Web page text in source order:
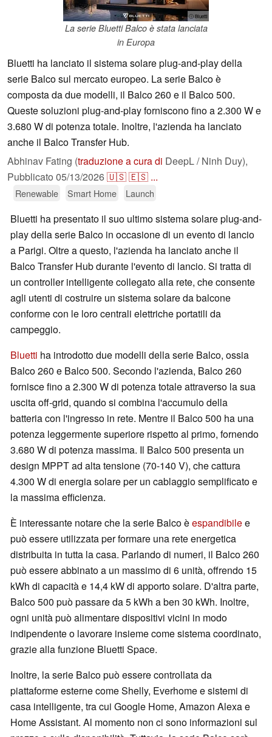
ⓘ Bluetti
La serie Bluetti Balco è stata lanciata
in Europa
Bluetti ha lanciato il sistema solare plug-and-play della
serie Balco sul mercato europeo. La serie Balco è
composta da due modelli, il Balco 260 e il Balco 500.
Queste soluzioni plug-and-play forniscono fino a 2.300 W e
3.680 W di potenza totale. Inoltre, l'azienda ha lanciato
anche il Balco Transfer Hub.
Abhinav Fating (traduzione a cura di DeepL / Ninh Duy),
Pubblicato 05/13/2026🇺🇸🇪🇸 ...
Renewable Smart Home Launch
Bluetti ha presentato il suo ultimo sistema solare plug-and-
play della serie Balco in occasione di un evento di lancio
a Parigi. Oltre a questo, l'azienda ha lanciato anche il
Balco Transfer Hub durante l'evento di lancio. Si tratta di
un controller intelligente collegato alla rete, che consente
agli utenti di costruire un sistema solare da balcone
conforme con le loro centrali elettriche portatili da
campeggio.
Bluetti ha introdotto due modelli della serie Balco, ossia
Balco 260 e Balco 500. Secondo l'azienda, Balco 260
fornisce fino a 2.300 W di potenza totale attraverso la sua
uscita off-grid, quando si combina l'accumulo della
batteria con l'ingresso in rete. Mentre il Balco 500 ha una
potenza leggermente superiore rispetto al primo, fornendo
3.680 W di potenza massima. Il Balco 500 presenta un
design MPPT ad alta tensione (70-140 V), che cattura
4.300 W di energia solare per un cablaggio semplificato e
la massima efficienza.
È interessante notare che la serie Balco èespandibilee
può essere utilizzata per formare una rete energetica
distribuita in tutta la casa. Parlando di numeri, il Balco 260
può essere abbinato a un massimo di 6 unità, offrendo 15
kWh di capacità e 14,4 kW di apporto solare. D'altra parte,
Balco 500 può passare da 5 kWh a ben 30 kWh. Inoltre,
ogni unità può alimentare dispositivi vicini in modo
indipendente o lavorare insieme come sistema coordinato,
grazie alla funzione Bluetti Space.
Inoltre, la serie Balco può essere controllata da
piattaforme esterne come Shelly, Everhome e sistemi di
casa intelligente, tra cui Google Home, Amazon Alexa e
Home Assistant. Al momento non ci sono informazioni sul